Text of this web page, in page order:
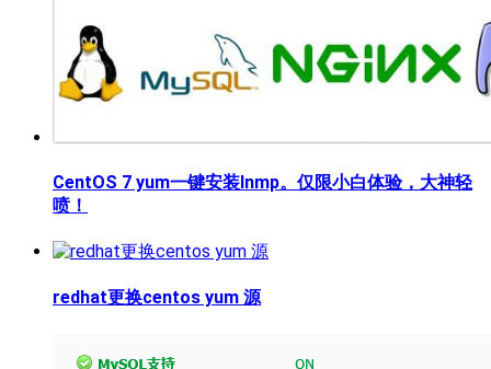
CentOS 7 yum一键安装lnmp。仅限小白体验，大神轻
喷！
redhat更换centos yum 源